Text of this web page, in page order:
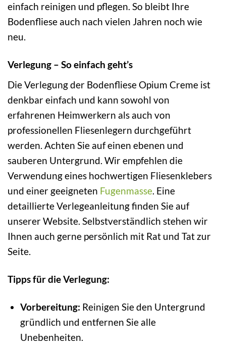
einfach reinigen und pflegen. So bleibt Ihre
Bodenfliese auch nach vielen Jahren noch wie
neu.
Verlegung – So einfach geht’s
Die Verlegung der Bodenfliese Opium Creme ist
denkbar einfach und kann sowohl von
erfahrenen Heimwerkern als auch von
professionellen Fliesenlegern durchgeführt
werden. Achten Sie auf einen ebenen und
sauberen Untergrund. Wir empfehlen die
Verwendung eines hochwertigen Fliesenklebers
und einer geeigneten Fugenmasse. Eine
detaillierte Verlegeanleitung finden Sie auf
unserer Website. Selbstverständlich stehen wir
Ihnen auch gerne persönlich mit Rat und Tat zur
Seite.
Tipps für die Verlegung:
Vorbereitung: Reinigen Sie den Untergrund
gründlich und entfernen Sie alle
Unebenheiten.